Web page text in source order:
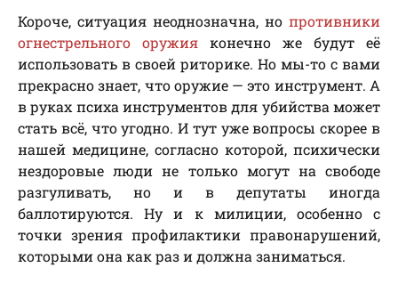
Короче, ситуация неоднозначна, но противники
огнестрельного оружия конечно же будут её
использовать в своей риторике. Но мы-то с вами
прекрасно знает, что оружие — это инструмент. А
в руках психа инструментов для убийства может
стать всё, что угодно. И тут уже вопросы скорее в
нашей медицине, согласно которой, психически
нездоровые люди не только могут на свободе
разгуливать, но и в депутаты иногда
баллотируются. Ну и к милиции, особенно с
точки зрения профилактики правонарушений,
которыми она как раз и должна заниматься.